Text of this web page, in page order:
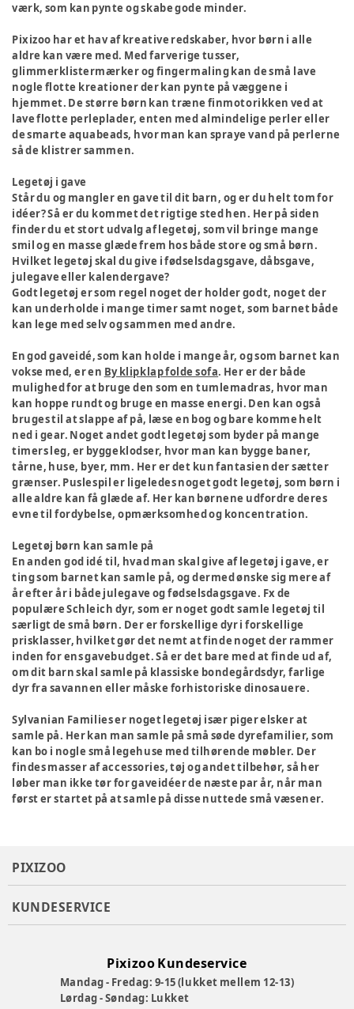
værk, som kan pynte og skabe gode minder.
Pixizoo har et hav af kreative redskaber, hvor børn i alle
aldre kan være med. Med farverige tusser,
glimmerklistermærker og fingermaling kan de små lave
nogle flotte kreationer der kan pynte på væggene i
hjemmet. De større børn kan træne finmotorikken ved at
lave flotte perleplader, enten med almindelige perler eller
de smarte aquabeads, hvor man kan spraye vand på perlerne
så de klistrer sammen.
Legetøj i gave
Står du og mangler en gave til dit barn, og er du helt tom for
idéer? Så er du kommet det rigtige sted hen. Her på siden
finder du et stort udvalg af legetøj, som vil bringe mange
smil og en masse glæde frem hos både store og små børn.
Hvilket legetøj skal du give i fødselsdagsgave, dåbsgave,
julegave eller kalendergave?
Godt legetøj er som regel noget der holder godt, noget der
kan underholde i mange timer samt noget, som barnet både
kan lege med selv og sammen med andre.
En god gaveidé, som kan holde i mange år, og som barnet kan
vokse med, er en By klipklap folde sofa. Her er der både
mulighed for at bruge den som en tumlemadras, hvor man
kan hoppe rundt og bruge en masse energi. Den kan også
bruges til at slappe af på, læse en bog og bare komme helt
ned i gear. Noget andet godt legetøj som byder på mange
timers leg, er byggeklodser, hvor man kan bygge baner,
tårne, huse, byer, mm. Her er det kun fantasien der sætter
grænser. Puslespil er ligeledes noget godt legetøj, som børn i
alle aldre kan få glæde af. Her kan børnene udfordre deres
evne til fordybelse, opmærksomhed og koncentration.
Legetøj børn kan samle på
En anden god idé til, hvad man skal give af legetøj i gave, er
ting som barnet kan samle på, og dermed ønske sig mere af
år efter år i både julegave og fødselsdagsgave. Fx de
populære Schleich dyr, som er noget godt samle legetøj til
særligt de små børn. Der er forskellige dyr i forskellige
prisklasser, hvilket gør det nemt at finde noget der rammer
inden for ens gavebudget. Så er det bare med at finde ud af,
om dit barn skal samle på klassiske bondegårdsdyr, farlige
dyr fra savannen eller måske forhistoriske dinosauere.
Sylvanian Families er noget legetøj især piger elsker at
samle på. Her kan man samle på små søde dyrefamilier, som
kan bo i nogle små legehuse med tilhørende møbler. Der
findes masser af accessories, tøj og andet tilbehør, så her
løber man ikke tør for gaveidéer de næste par år, når man
først er startet på at samle på disse nuttede små væsener.
PIXIZOO
KUNDESERVICE
Pixizoo Kundeservice
Mandag - Fredag: 9-15 (lukket mellem 12-13)
Lørdag - Søndag: Lukket